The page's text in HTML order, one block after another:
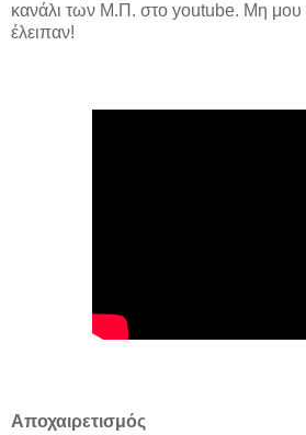
κανάλι των Μ.Π. στο youtube. Μη μου
έλειπαν!
Αποχαιρετισμός